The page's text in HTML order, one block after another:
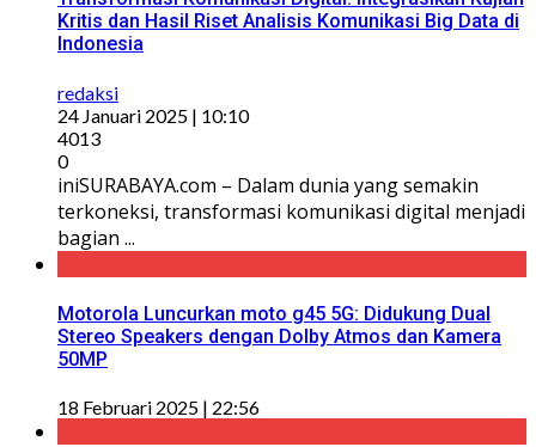
Kritis dan Hasil Riset Analisis Komunikasi Big Data di
Indonesia
redaksi
24 Januari 2025 | 10:10
4013
0
iniSURABAYA.com – Dalam dunia yang semakin
terkoneksi, transformasi komunikasi digital menjadi
bagian ...
Motorola Luncurkan moto g45 5G: Didukung Dual
Stereo Speakers dengan Dolby Atmos dan Kamera
50MP
18 Februari 2025 | 22:56